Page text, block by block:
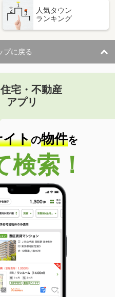
人気タウン
ランキング
プに戻る
宅・不動産
アプリ
イトの物件を
検索！